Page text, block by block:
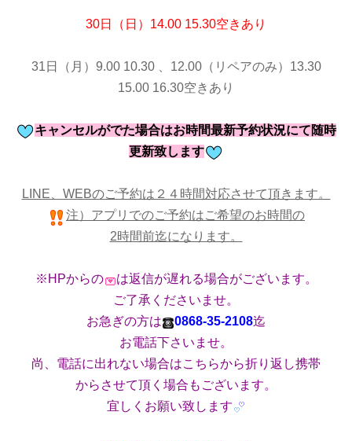
30日（日）14.00 15.30空きあり
31日（月）9.00 10.30 、12.00（リペアのみ）13.30
15.00 16.30空きあり
キャンセルがでた場合はお時間最新予約状況にて随時
更新致します
LINE、WEBのご予約は２４時間対応させて頂きます。
注） アプリでのご予約はご希望のお時間の
2時間前迄になります。
※HPからの
は返信が遅れる場合がございます。
ご了承くださいませ。
お急ぎの方は
0868-35-2108迄
お電話下さいませ。
尚、電話に出れない場合はこちらから折り返し携帯
からさせて頂く場合もございます。
宜しくお願い致します